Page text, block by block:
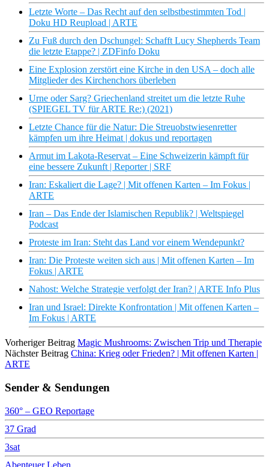
Letzte Worte – Das Recht auf den selbstbestimmten Tod |
Doku HD Reupload | ARTE
Zu Fuß durch den Dschungel: Schafft Lucy Shepherds Team
die letzte Etappe? | ZDFinfo Doku
Eine Explosion zerstört eine Kirche in den USA – doch alle
Mitglieder des Kirchenchors überleben
Urne oder Sarg? Griechenland streitet um die letzte Ruhe
(SPIEGEL TV für ARTE Re:) (2021)
Letzte Chance für die Natur: Die Streuobstwiesenretter
kämpfen um ihre Heimat | dokus und reportagen
Armut im Lakota-Reservat – Eine Schweizerin kämpft für
eine bessere Zukunft | Reporter | SRF
Iran: Eskaliert die Lage? | Mit offenen Karten – Im Fokus |
ARTE
Iran – Das Ende der Islamischen Republik? | Weltspiegel
Podcast
Proteste im Iran: Steht das Land vor einem Wendepunkt?
Iran: Die Proteste weiten sich aus | Mit offenen Karten – Im
Fokus | ARTE
Nahost: Welche Strategie verfolgt der Iran? | ARTE Info Plus
Iran und Israel: Direkte Konfrontation | Mit offenen Karten –
Im Fokus | ARTE
Vorheriger Beitrag Magic Mushrooms: Zwischen Trip und Therapie
Nächster Beitrag China: Krieg oder Frieden? | Mit offenen Karten |
ARTE
Sender & Sendungen
360° – GEO Reportage
37 Grad
3sat
Abenteuer Leben